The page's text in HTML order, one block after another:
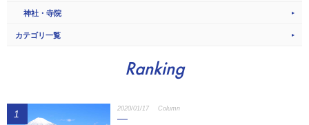
神社・寺院
カテゴリ一覧
Ranking
1 2020/01/17 Column